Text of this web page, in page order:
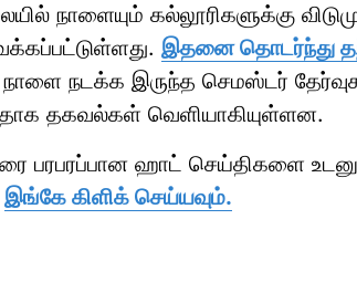
நாளையும் கல்லூரிகளுக்கு
இதனை தொடர்ந்து
நடக்க இருந்த செமஸ்டர்
தகவல்கள் வெளியாகியுள்ளன.
பரபரப்பான ஹாட் செய்திகளை
இங்கே கிளிக் செய்யவும்.